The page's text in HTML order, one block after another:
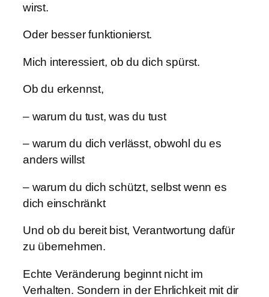
wirst.
Oder besser funktionierst.
Mich interessiert, ob du dich spürst.
Ob du erkennst,
– warum du tust, was du tust
– warum du dich verlässt, obwohl du es
anders willst
– warum du dich schützt, selbst wenn es
dich einschränkt
Und ob du bereit bist, Verantwortung dafür
zu übernehmen.
Echte Veränderung beginnt nicht im
Verhalten. Sondern in der Ehrlichkeit mit dir